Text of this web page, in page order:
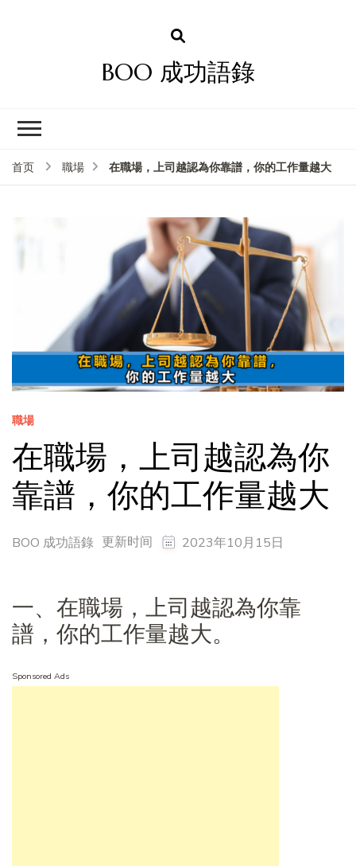
BOO 成功語錄
首页 職場 在職場，上司越認為你靠譜，你的工作量越大
職場
在職場，上司越認為你
靠譜，你的工作量越大
BOO 成功語錄 更新时间 2023年10月15日
一、在職場，上司越認為你靠
譜，你的工作量越大。
Sponsored Ads